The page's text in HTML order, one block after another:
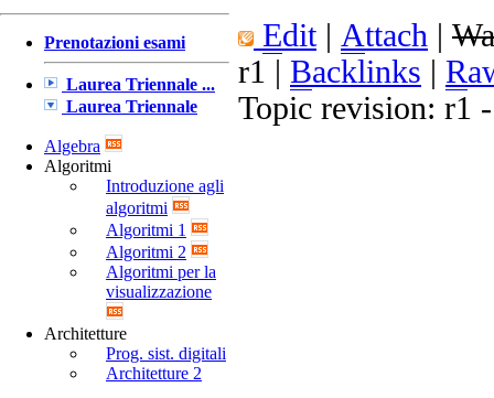
Edit| Attach |
r1 | Backlinks | R
Topic revision: r1
Prenotazioni esami
Laurea Triennale ...
Laurea Triennale
Algebra
Algoritmi
Introduzione agli
algoritmi
Algoritmi 1
Algoritmi 2
Algoritmi per la
visualizzazione
Architetture
Prog. sist. digitali
Architetture 2